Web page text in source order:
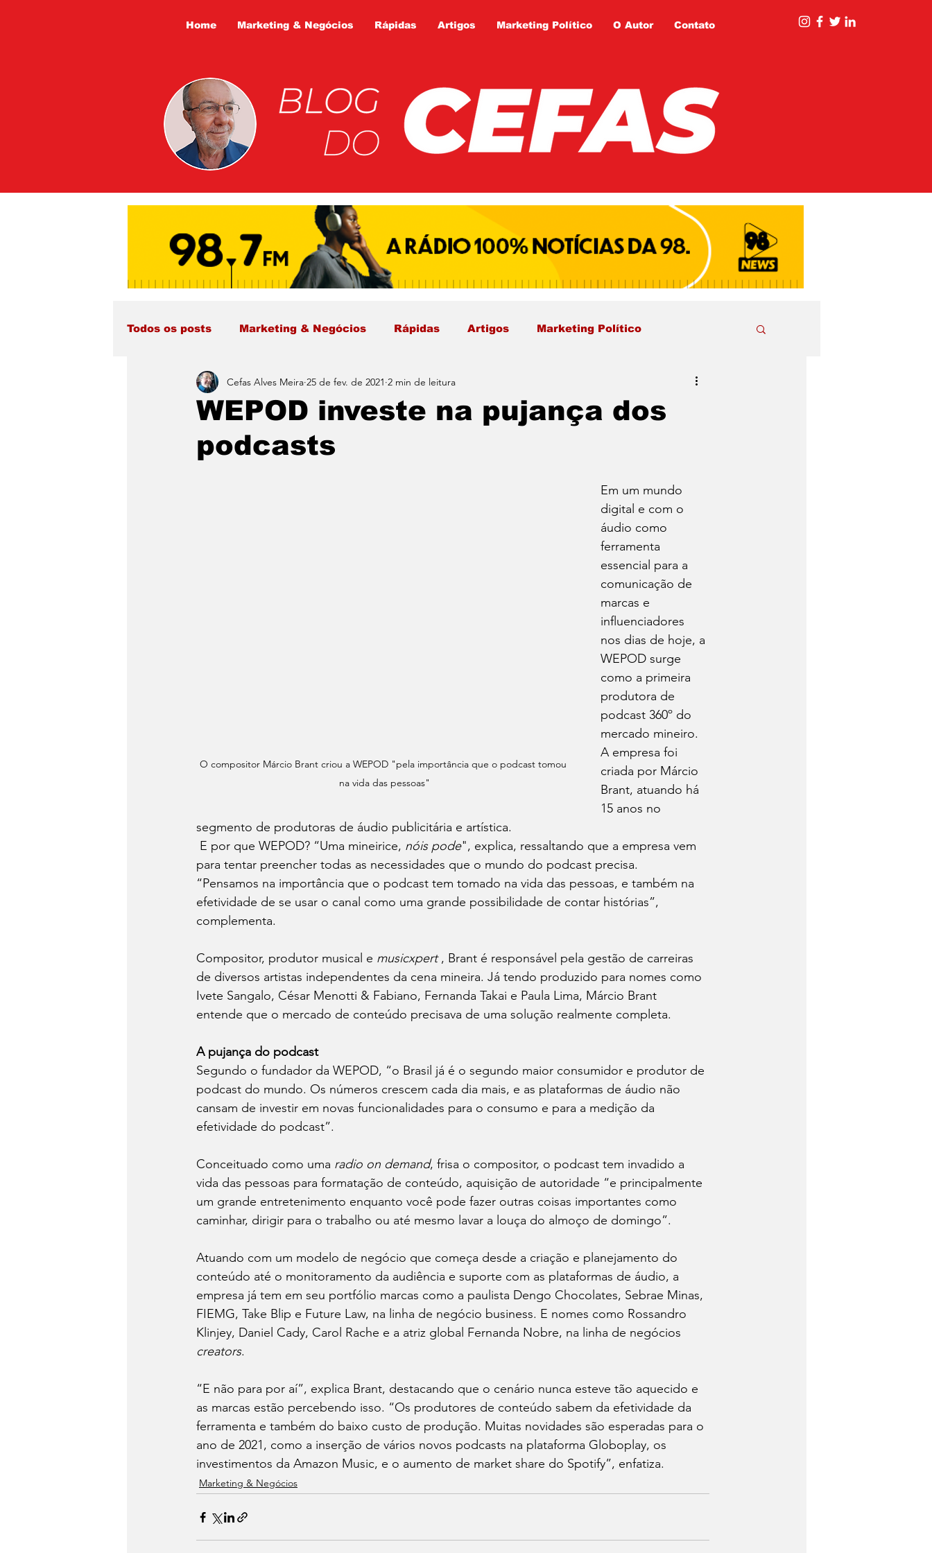
Home Marketing & Negócios Rápidas Artigos Marketing Político O Autor Contato
Todos os posts Marketing & Negócios Rápidas Artigos Marketing Político
WEPOD investe na pujança dos
podcasts
Cefas Alves Meira 25 de fev. de 2021 2 min de leitura
O compositor Márcio Brant criou a WEPOD "pela importância que o podcast tomou
na vida das pessoas"
Em um mundo
digital e com o
áudio como
ferramenta
essencial para a
comunicação de
marcas e
influenciadores
nos dias de hoje, a
WEPOD surge
como a primeira
produtora de
podcast 360º do
mercado mineiro.
A empresa foi
criada por Márcio
Brant, atuando há
15 anos no
segmento de produtoras de áudio publicitária e artística.
E por que WEPOD? “Uma mineirice, nóis pode", explica, ressaltando que a empresa vem
para tentar preencher todas as necessidades que o mundo do podcast precisa.
“Pensamos na importância que o podcast tem tomado na vida das pessoas, e também na
efetividade de se usar o canal como uma grande possibilidade de contar histórias”,
complementa.
Compositor, produtor musical e musicxpert , Brant é responsável pela gestão de carreiras
de diversos artistas independentes da cena mineira. Já tendo produzido para nomes como
Ivete Sangalo, César Menotti & Fabiano, Fernanda Takai e Paula Lima, Márcio Brant
entende que o mercado de conteúdo precisava de uma solução realmente completa.
A pujança do podcast
Segundo o fundador da WEPOD, “o Brasil já é o segundo maior consumidor e produtor de
podcast do mundo. Os números crescem cada dia mais, e as plataformas de áudio não
cansam de investir em novas funcionalidades para o consumo e para a medição da
efetividade do podcast”.
Conceituado como uma radio on demand, frisa o compositor, o podcast tem invadido a
vida das pessoas para formatação de conteúdo, aquisição de autoridade “e principalmente
um grande entretenimento enquanto você pode fazer outras coisas importantes como
caminhar, dirigir para o trabalho ou até mesmo lavar a louça do almoço de domingo”.
Atuando com um modelo de negócio que começa desde a criação e planejamento do
conteúdo até o monitoramento da audiência e suporte com as plataformas de áudio, a
empresa já tem em seu portfólio marcas como a paulista Dengo Chocolates, Sebrae Minas,
FIEMG, Take Blip e Future Law, na linha de negócio business. E nomes como Rossandro
Klinjey, Daniel Cady, Carol Rache e a atriz global Fernanda Nobre, na linha de negócios
creators.
“E não para por aí”, explica Brant, destacando que o cenário nunca esteve tão aquecido e
as marcas estão percebendo isso. “Os produtores de conteúdo sabem da efetividade da
ferramenta e também do baixo custo de produção. Muitas novidades são esperadas para o
ano de 2021, como a inserção de vários novos podcasts na plataforma Globoplay, os
investimentos da Amazon Music, e o aumento de market share do Spotify”, enfatiza.
Marketing & Negócios